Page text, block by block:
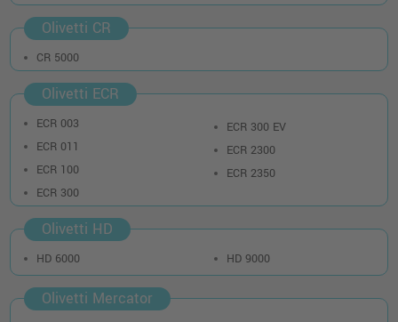
Olivetti CR
CR 5000
Olivetti ECR
ECR 003
ECR 011
ECR 100
ECR 300
ECR 300 EV
ECR 2300
ECR 2350
Olivetti HD
HD 6000 HD 9000
Olivetti Mercator